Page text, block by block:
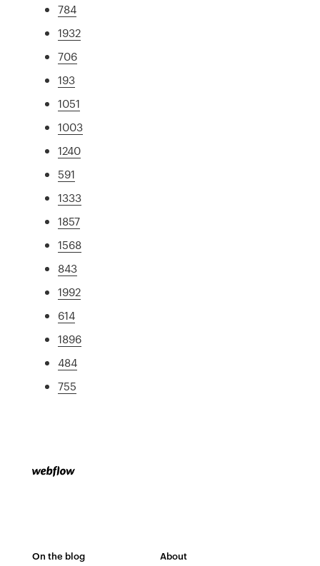
784
1932
706
193
1051
1003
1240
591
1333
1857
1568
843
1992
614
1896
484
755
On the blog About